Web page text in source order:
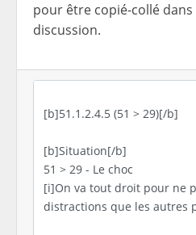
pour être copié-collé
discussion.